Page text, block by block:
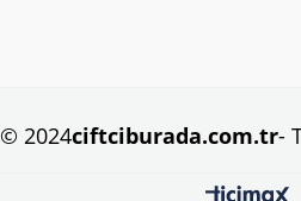
© 2024ciftciburada.com.tr-